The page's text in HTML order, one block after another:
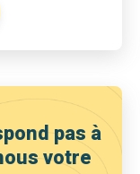
pas à
votre